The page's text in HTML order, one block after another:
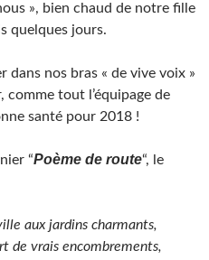
», bien chaud de notre fille
quelques jours.
nos bras « de vive voix »
tout l’équipage de
santé pour 2018 !
“Poème de route“, le
aux jardins charmants,
de vrais encombrements,